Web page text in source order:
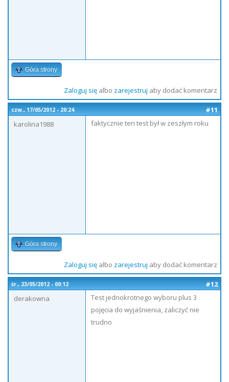
Góra strony
Zaloguj sięalbo zarejestruj aby dodać komentarz
czw., 17/05/2012 - 20:24
#11
karolina1988
faktycznie ten test był w zeszłym roku
Góra strony
Zaloguj sięalbo zarejestruj aby dodać komentarz
śr., 23/05/2012 - 00:12
#12
derakowna
Test jednokrotnego wyboru plus 3
pojęcia do wyjaśnienia, zaliczyć nie
trudno